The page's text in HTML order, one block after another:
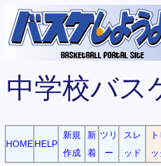
中学校バス
HOME HELP
新規
作成
新
着
ツリ
ー
スレ
ッド
ッ